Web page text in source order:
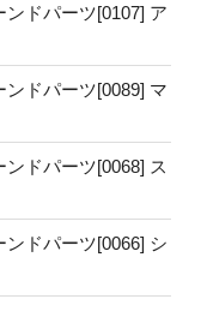
ドパーツ[0107] ア
ドパーツ[0089] マ
ドパーツ[0068] ス
ドパーツ[0066] シ